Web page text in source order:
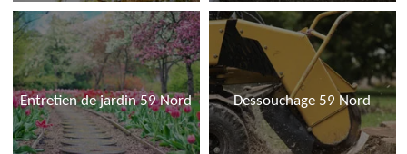
Entretien de jardin 59 Nord Dessouchage 59 Nord